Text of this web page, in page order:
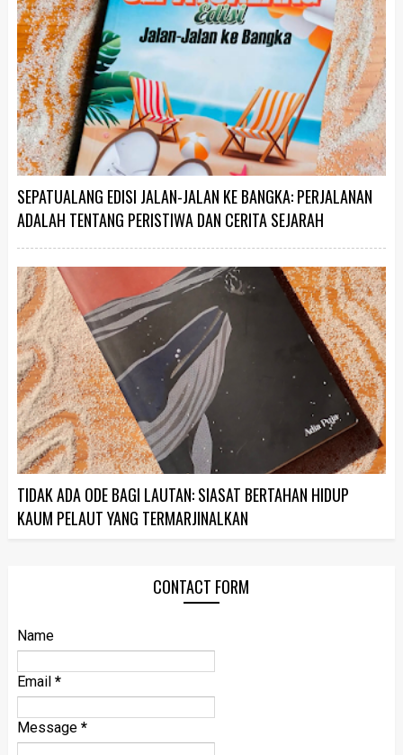
SEPATUALANG EDISI JALAN-JALAN KE BANGKA: PERJALANAN
ADALAH TENTANG PERISTIWA DAN CERITA SEJARAH
TIDAK ADA ODE BAGI LAUTAN: SIASAT BERTAHAN HIDUP
KAUM PELAUT YANG TERMARJINALKAN
CONTACT FORM
Name
Email *
Message *